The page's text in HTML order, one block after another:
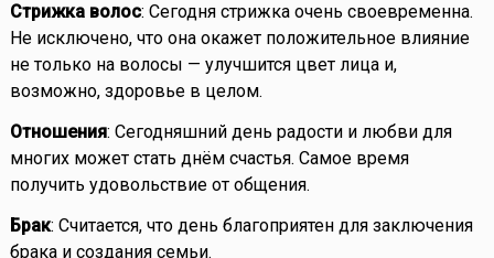
Стрижка волос: Сегодня стрижка очень своевременна.
Не исключено, что она окажет положительное влияние
не только на волосы — улучшится цвет лица и,
возможно, здоровье в целом.
Отношения: Сегодняшний день радости и любви для
многих может стать днём счастья. Самое время
получить удовольствие от общения.
Брак: Считается, что день благоприятен для заключения
брака и создания семьи.